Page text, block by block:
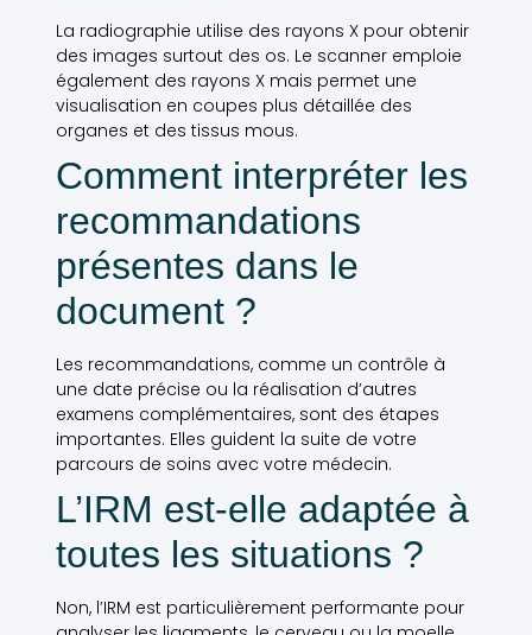
La radiographie utilise des rayons X pour obtenir
des images surtout des os. Le scanner emploie
également des rayons X mais permet une
visualisation en coupes plus détaillée des
organes et des tissus mous.
Comment interpréter les
recommandations
présentes dans le
document ?
Les recommandations, comme un contrôle à
une date précise ou la réalisation d’autres
examens complémentaires, sont des étapes
importantes. Elles guident la suite de votre
parcours de soins avec votre médecin.
L’IRM est-elle adaptée à
toutes les situations ?
Non, l’IRM est particulièrement performante pour